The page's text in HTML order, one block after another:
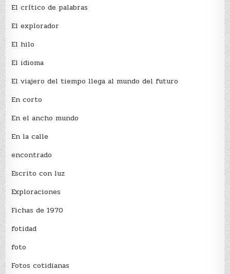
El crí­tico de palabras
El explorador
El hilo
El idioma
El viajero del tiempo llega al mundo del futuro
En corto
En el ancho mundo
En la calle
encontrado
Escrito con luz
Exploraciones
Fichas de 1970
fotidad
foto
Fotos cotidianas